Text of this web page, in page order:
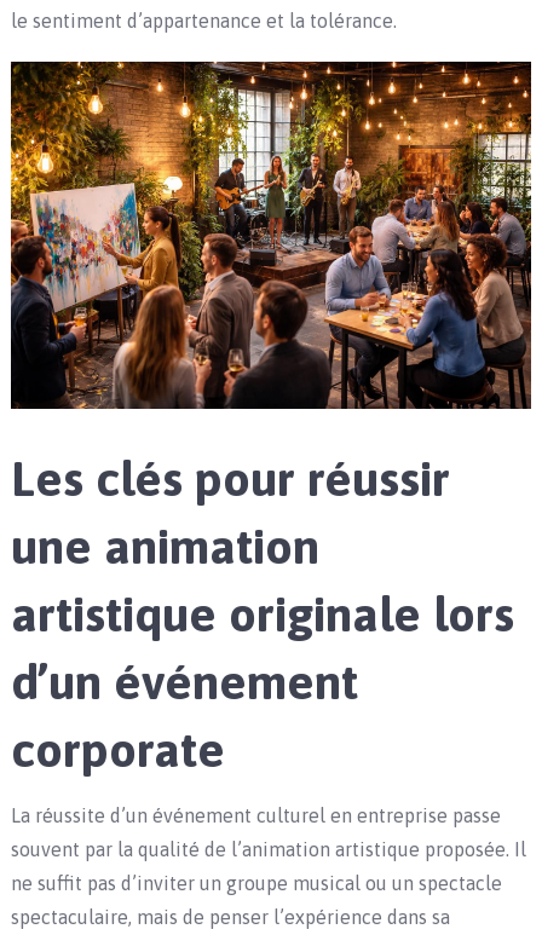
le sentiment d’appartenance et la tolérance.
Les clés pour réussir
une animation
artistique originale lors
d’un événement
corporate
La réussite d’un événement culturel en entreprise passe
souvent par la qualité de l’animation artistique proposée. Il
ne suffit pas d’inviter un groupe musical ou un spectacle
spectaculaire, mais de penser l’expérience dans sa